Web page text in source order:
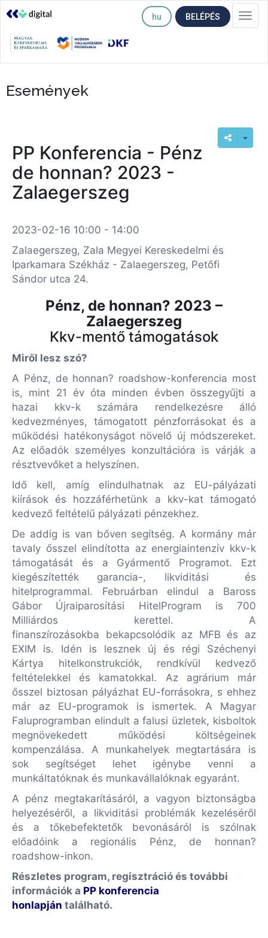
hu BELÉPÉS
Események
PP Konferencia - Pénz
de honnan? 2023 -
Zalaegerszeg
2023-02-16 10:00 - 14:00
Zalaegerszeg, Zala Megyei Kereskedelmi és
Iparkamara Székház - Zalaegerszeg, Petőfi
Sándor utca 24.
Pénz, de honnan? 2023 –
Zalaegerszeg
Kkv-mentő támogatások
Miről lesz szó?
A Pénz, de honnan? roadshow-konferencia most
is, mint 21 év óta minden évben összegyűjti a
hazai kkv-k számára rendelkezésre álló
kedvezményes, támogatott pénzforrásokat és a
működési hatékonyságot növelő új módszereket.
Az előadók személyes konzultációra is várják a
résztvevőket a helyszínen.
Idő kell, amíg elindulhatnak az EU-pályázati
kiírások és hozzáférhetünk a kkv-kat támogató
kedvező feltételű pályázati pénzekhez.
De addig is van bőven segítség. A kormány már
tavaly ősszel elindította az energiaintenzív kkv-k
támogatását és a Gyármentő Programot. Ezt
kiegészítették garancia-, likviditási és
hitelprogrammal. Februárban elindul a Baross
Gábor Újraiparosítási HitelProgram is 700
Milliárdos kerettel. A
finanszírozásokba bekapcsolódik az MFB és az
EXIM is. Idén is lesznek új és régi Széchenyi
Kártya hitelkonstrukciók, rendkívül kedvező
feltételekkel és kamatokkal. Az agrárium már
ősszel biztosan pályázhat EU-forrásokra, s ehhez
már az EU-programok is ismertek. A Magyar
Faluprogramban elindult a falusi üzletek, kisboltok
megnövekedett működési költségeinek
kompenzálása. A munkahelyek megtartására is
sok segítséget lehet igénybe venni a
munkáltatóknak és munkavállalóknak egyaránt.
A pénz megtakarításáról, a vagyon biztonságba
helyezéséről, a likviditási problémák kezeléséről
és a tőkebefektetők bevonásáról is szólnak
előadóink a regionális Pénz, de honnan?
roadshow-inkon.
Részletes program, regisztráció és további
információk a PP konferencia
honlapján található.